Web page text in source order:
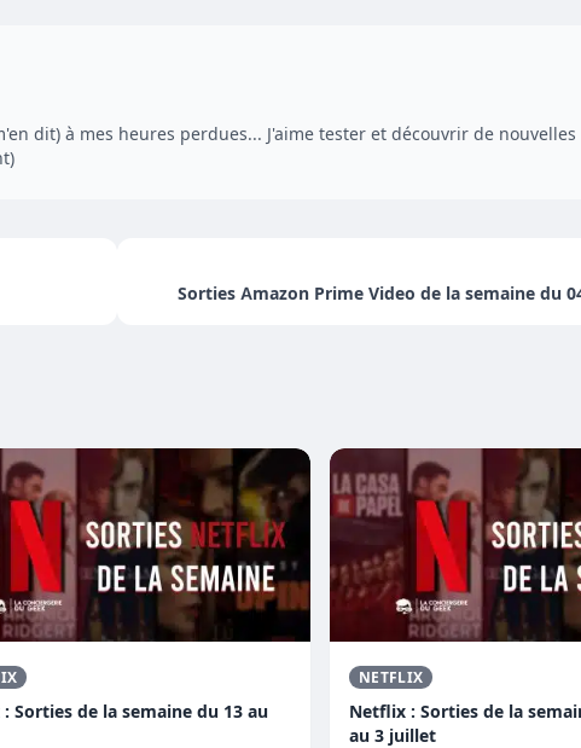
dit) à mes heures perdues... J'aime tester et découvrir de nouvelles
Sorties Amazon Prime Video de la semaine du
Sorties de la semaine du 13 au
NETFLIX
Netflix : Sorties de la
au 3 juillet